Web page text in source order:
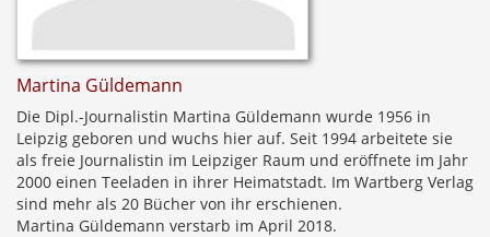
Martina Güldemann
Die Dipl.-Journalistin Martina Güldemann wurde 1956 in
Leipzig geboren und wuchs hier auf. Seit 1994 arbeitete sie
als freie Journalistin im Leipziger Raum und eröffnete im Jahr
2000 einen Teeladen in ihrer Heimatstadt. Im Wartberg Verlag
sind mehr als 20 Bücher von ihr erschienen.
Martina Güldemann verstarb im April 2018.